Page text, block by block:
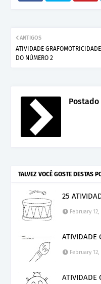
ANTIGOS
ATIVIDADE GRAFOMOTRICIDADE
DO NÚMERO 2
TALVEZ VOCÊ GOSTE DESTAS
25
February 12,
ATIVIDADE
February 12,
ATIVIDADE